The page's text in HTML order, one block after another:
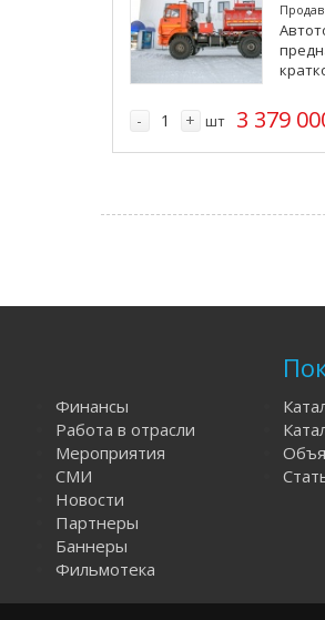
- + шт 3 379
Финансы
Работа в отрасли
Мероприятия
СМИ
Новости
Партнеры
Баннеры
Фильмотека